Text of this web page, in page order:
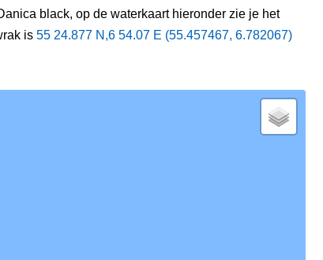
black, op de waterkaart hieronder zie je het
is 55 24.877 N,6 54.07 E (55.457467, 6.782067)